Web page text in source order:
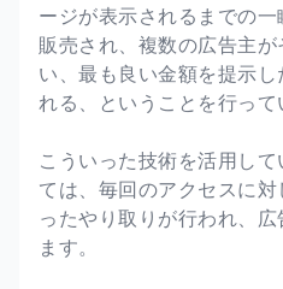
ージが表示されるまでの
販売され、複数の広告主
い、最も良い金額を提示
れる、ということを行って
こういった技術を活用し
ては、毎回のアクセスに
ったやり取りが行われ、
ます。